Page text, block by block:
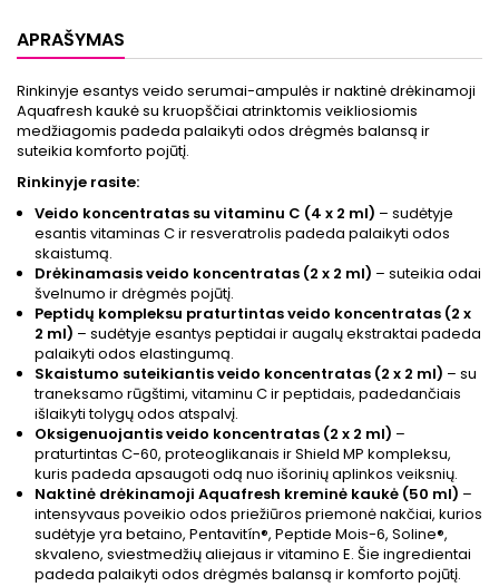
APRAŠYMAS
Rinkinyje esantys veido serumai-ampulės ir naktinė drėkinamoji
Aquafresh kaukė su kruopščiai atrinktomis veikliosiomis
medžiagomis padeda palaikyti odos drėgmės balansą ir
suteikia komforto pojūtį.
Rinkinyje rasite:
Veido koncentratas su vitaminu C (4 x 2 ml) – sudėtyje
esantis vitaminas C ir resveratrolis padeda palaikyti odos
skaistumą.
Drėkinamasis veido koncentratas (2 x 2 ml) – suteikia odai
švelnumo ir drėgmės pojūtį.
Peptidų kompleksu praturtintas veido koncentratas (2 x
2 ml) – sudėtyje esantys peptidai ir augalų ekstraktai padeda
palaikyti odos elastingumą.
Skaistumo suteikiantis veido koncentratas (2 x 2 ml) – su
traneksamo rūgštimi, vitaminu C ir peptidais, padedančiais
išlaikyti tolygų odos atspalvį.
Oksigenuojantis veido koncentratas (2 x 2 ml) –
praturtintas C-60, proteoglikanais ir Shield MP kompleksu,
kuris padeda apsaugoti odą nuo išorinių aplinkos veiksnių.
Naktinė drėkinamoji Aquafresh kreminė kaukė (50 ml) –
intensyvaus poveikio odos priežiūros priemonė nakčiai, kurios
sudėtyje yra betaino, Pentavitín®, Peptide Mois-6, Soline®,
skvaleno, sviestmedžių aliejaus ir vitamino E. Šie ingredientai
padeda palaikyti odos drėgmės balansą ir komforto pojūtį.